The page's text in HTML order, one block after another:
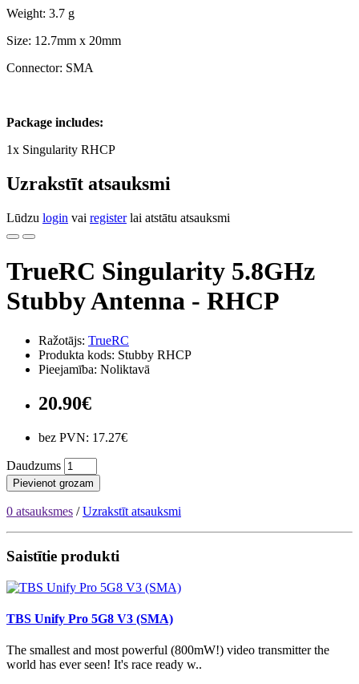
Weight: 3.7 g
Size: 12.7mm x 20mm
Connector: SMA
Package includes:
1x Singularity RHCP
Uzrakstīt atsauksmi
Lūdzu login vai registerlai atstātu atsauksmi
TrueRC Singularity 5.8GHz
Stubby Antenna - RHCP
Ražotājs: TrueRC
Produkta kods: Stubby RHCP
Pieejamība: Noliktavā
20.90€
bez PVN: 17.27€
Daudzums
Pievienot grozam
0 atsauksmes /Uzrakstīt atsauksmi
Saistītie produkti
TBS Unify Pro 5G8 V3 (SMA)
The smallest and most powerful (800mW!) video transmitter the
world has ever seen! It's race ready w..